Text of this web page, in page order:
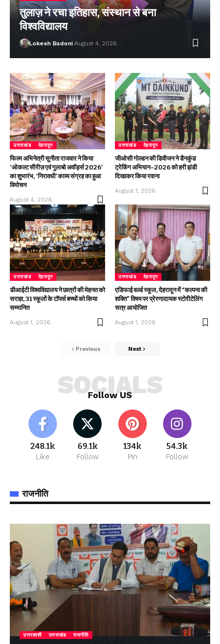
तुलाज़ ने रचा इतिहास, संस्थान से बना
विश्वविद्यालय
Lokesh Badoni August 4, 2026
उत्तराखंड देहरादून
फिल्म अभिनेत्री सुनीता राजवार ने किया
‘ओकल्ट सीरीज़ एवं गुलाबो अवॉर्ड्स 2026’
का शुभारंभ, ‘निरावधी’ काव्य संग्रह का हुआ
विमोचन
August 4, 2026
उत्तराखंड देहरादून
जीओसी गोल्डन की डिवीजन ने डैनकुंड
ट्रेकिंग अभियान–2026 को हरी झंडी
दिखाकर किया रवाना
August 1, 2026
उत्तराखंड देहरादून
डीआईटी विश्वविद्यालय ने छात्रों की मेहनत को
सराहा, 31 स्कूलों के टॉपर्स बच्चों को किया
सम्मानित
August 1, 2026
उत्तराखंड देहरादून
एडिफाई वर्ल्ड स्कूल, देहरादून में “कल्पना की
शक्ति” विषय पर प्रेरणादायक स्टोरीटेलिंग
सत्र आयोजित
August 1, 2026
Previous Next
Follow US
SOCIALS
248.1k
Like
69.1k
Follow
134k
Pin
54.3k
Follow
राजनीति
उत्तरकाशी उत्तराखंड राजनीति